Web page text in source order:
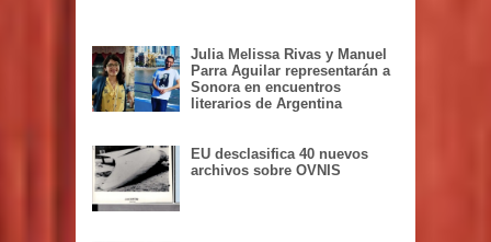
Julia Melissa Rivas y Manuel
Parra Aguilar representarán a
Sonora en encuentros
literarios de Argentina
EU desclasifica 40 nuevos
archivos sobre OVNIS